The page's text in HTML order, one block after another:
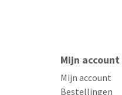
Mijn account
Mijn account
Bestellingen